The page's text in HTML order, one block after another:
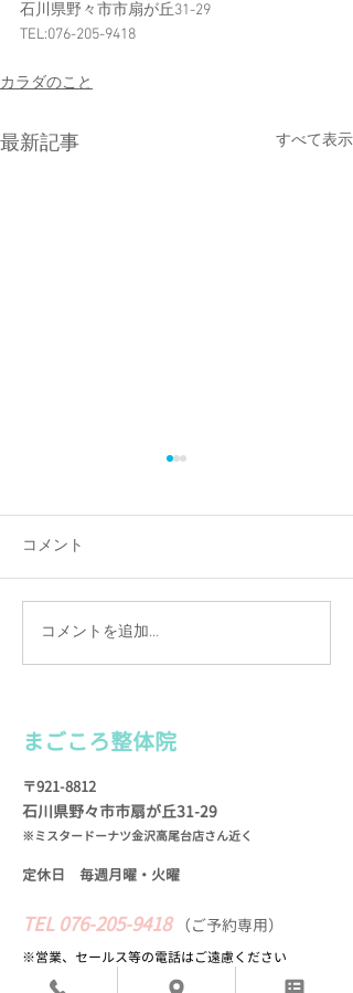
石川県野々市市扇が丘31-29
TEL:076-205-9418
カラダのこと
最新記事 すべて表示
カルテは手書きの理由
（わけ）
コメント
コメントを追加…
まごころ整体院
〒921-8812
石川県野々市市扇が丘31-29
※ミスタードーナツ金沢高尾台店さん近く
定休日 毎週月曜・火曜
TEL 076-205-9418​ （ご予約専用）
※営業、セールス等の​電話はご遠慮ください